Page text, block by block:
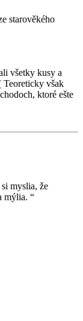
starověkého
všetky kusy a
Teoreticky však
ktoré ešte
myslia, že
mýlia.